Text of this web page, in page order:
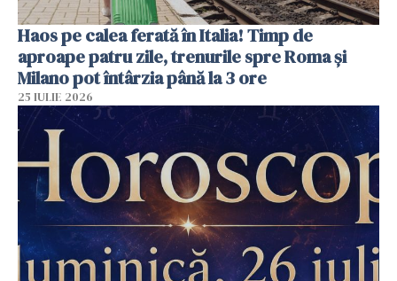
Haos pe calea ferată în Italia! Timp de
aproape patru zile, trenurile spre Roma și
Milano pot întârzia până la 3 ore
25 IULIE 2026